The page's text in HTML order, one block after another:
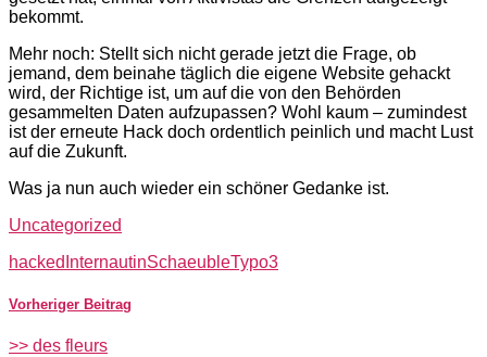
bekommt.
Mehr noch: Stellt sich nicht gerade jetzt die Frage, ob
jemand, dem beinahe täglich die eigene Website gehackt
wird, der Richtige ist, um auf die von den Behörden
gesammelten Daten aufzupassen? Wohl kaum – zumindest
ist der erneute Hack doch ordentlich peinlich und macht Lust
auf die Zukunft.
Was ja nun auch wieder ein schöner Gedanke ist.
Uncategorized
hacked InternautinSchaeubleTypo3
Vorheriger Beitrag
>> des fleurs